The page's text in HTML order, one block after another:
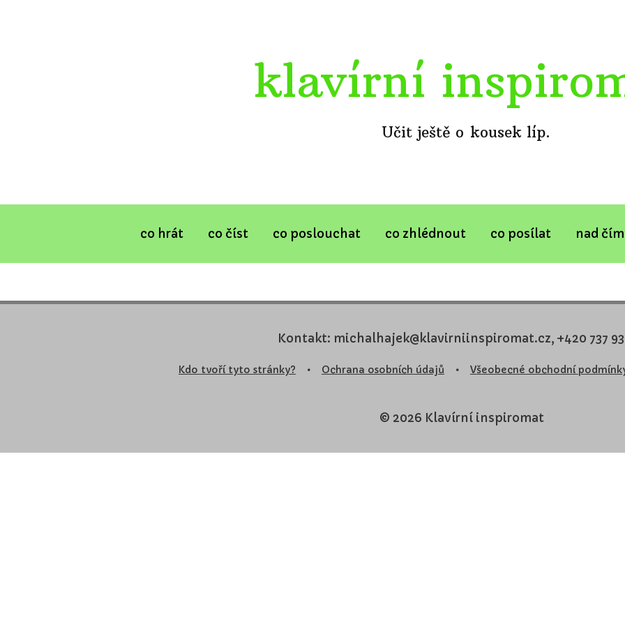
klavírní
Učit ještě o kousek líp.
co hrát co číst co poslouchat co zhlédnout co posílat nad
Kontakt: michalhajek@klavirniinspiromat.cz, +420 737
Kdo tvoří tyto stránky? • Ochrana osobních údajů • Všeobecné obchodní
© 2026 Klavírní inspiromat